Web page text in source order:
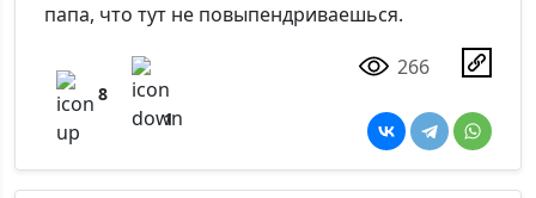
папа, что тут не повыпендриваешься.
8
1
266